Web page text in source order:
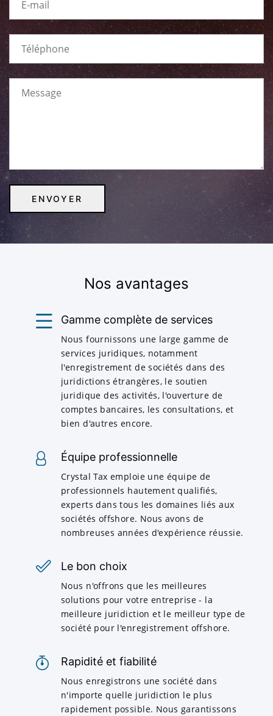
Nos avantages
Gamme complète de services
Nous fournissons une large gamme de
services juridiques, notamment
l'enregistrement de sociétés dans des
juridictions étrangères, le soutien
juridique des activités, l'ouverture de
comptes bancaires, les consultations, et
bien d'autres encore.
Équipe professionnelle
Crystal Tax emploie une équipe de
professionnels hautement qualifiés,
experts dans tous les domaines liés aux
sociétés offshore. Nous avons de
nombreuses années d'expérience réussie.
Le bon choix
Nous n'offrons que les meilleures
solutions pour votre entreprise - la
meilleure juridiction et le meilleur type de
société pour l'enregistrement offshore.
Rapidité et fiabilité
Nous enregistrons une société dans
n'importe quelle juridiction le plus
rapidement possible. Nous garantissons